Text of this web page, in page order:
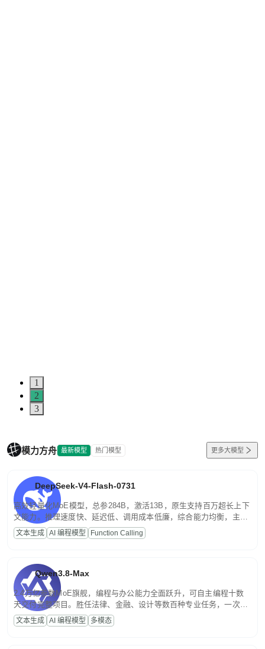
1
2
3
模力方舟 最新模型 热门模型 更多大模型
DeepSeek-V4-Flash-0731
高效轻量化MoE模型，总参284B，激活13B，原生支持百万超长上下
文能力。推理速度快、延迟低、调用成本低廉，综合能力均衡，主打
高并发、轻量化任务，适合日常对话、内容创作、基础 RAG、批量
文案处理等普惠刚需场景。
文本生成 AI 编程模型 Function Calling
Qwen3.8-Max
2.4万亿参数MoE旗舰，编程与办公能力全面跃升，可自主编程十数
天交付完整项目。胜任法律、金融、设计等数百种专业任务，一次对
话端到端交付生产级成果。原生视觉理解贯穿规划、执行与验证全流
程，支持超长文档与长视频的深度语义解析。长程任务中自主规划与
文本生成 AI 编程模型 多模态